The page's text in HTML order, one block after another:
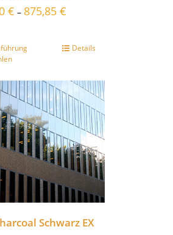
€ – 875,85 €
Details
Schwarz EX